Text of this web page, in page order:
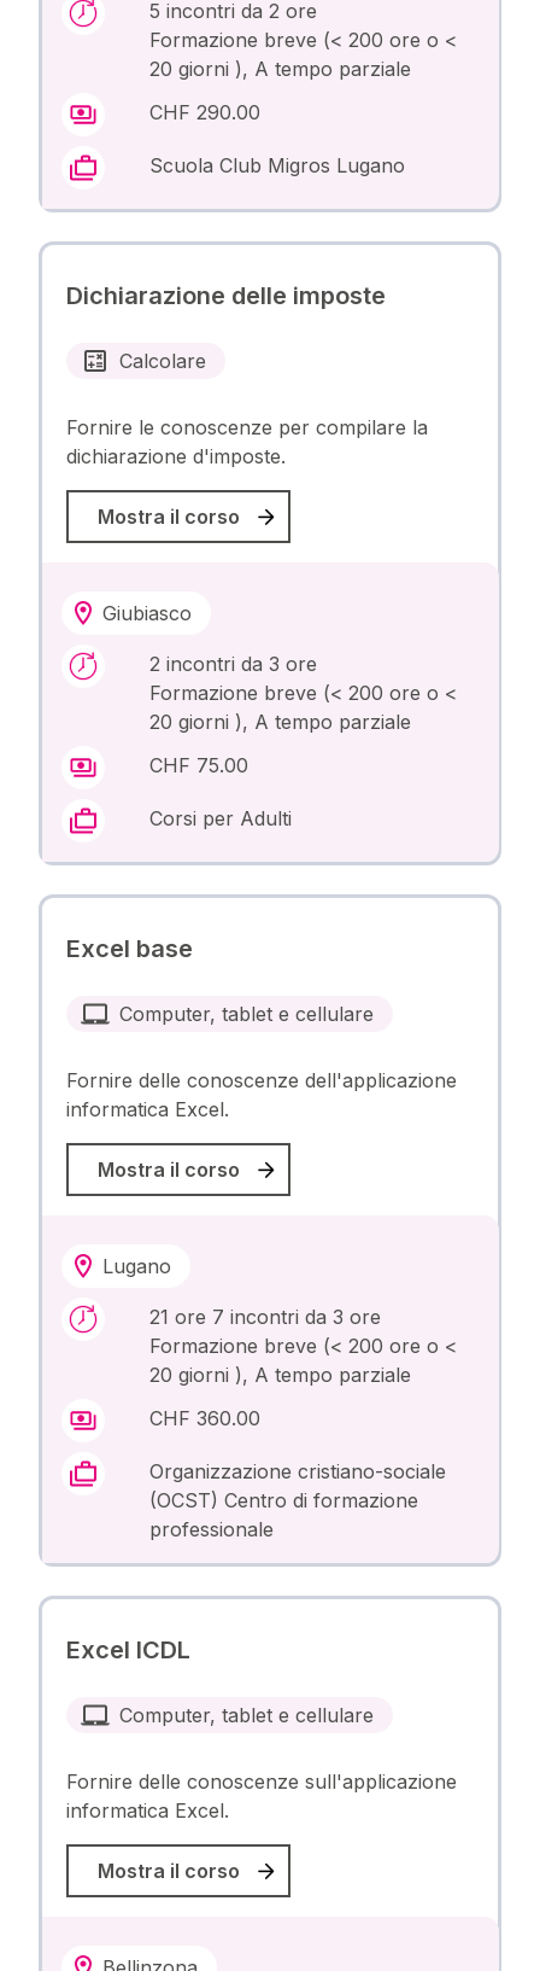
5 incontri da 2 ore
Formazione breve (< 200 ore o <
20 giorni ), A tempo parziale
CHF 290.00
Scuola Club Migros Lugano
Dichiarazione delle imposte
Calcolare
Fornire le conoscenze per compilare la
dichiarazione d'imposte.
Mostra il corso
Giubiasco
2 incontri da 3 ore
Formazione breve (< 200 ore o <
20 giorni ), A tempo parziale
CHF 75.00
Corsi per Adulti
Excel base
Computer, tablet e cellulare
Fornire delle conoscenze dell'applicazione
informatica Excel.
Mostra il corso
Lugano
21 ore 7 incontri da 3 ore
Formazione breve (< 200 ore o <
20 giorni ), A tempo parziale
CHF 360.00
Organizzazione cristiano-sociale
(OCST) Centro di formazione
professionale
Excel ICDL
Computer, tablet e cellulare
Fornire delle conoscenze sull'applicazione
informatica Excel.
Mostra il corso